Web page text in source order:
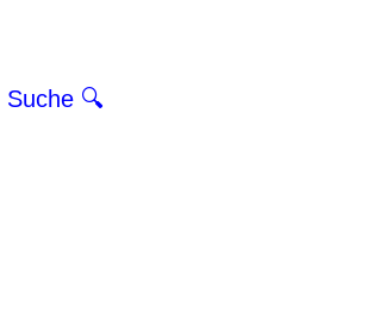
Suche 🔍